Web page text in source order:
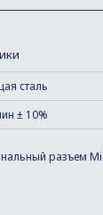
сталь
± 10%
разъем